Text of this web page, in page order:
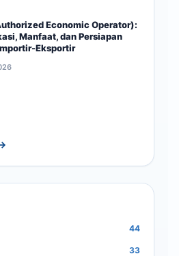
Economic Operator):
Manfaat, dan Persiapan
Eksportir
44
33